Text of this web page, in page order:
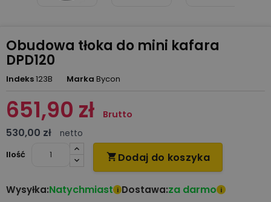
Obudowa tłoka do mini kafara
DPD120
Indeks123B Marka Bycon
651,90 zł Brutto
530,00 zł
netto
Ilość
 Dodaj do koszyka
Wysyłka:Natychmiast i Dostawa:za darmo i